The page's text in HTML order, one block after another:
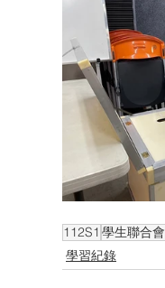
112S1 學生聯合會
學習紀錄